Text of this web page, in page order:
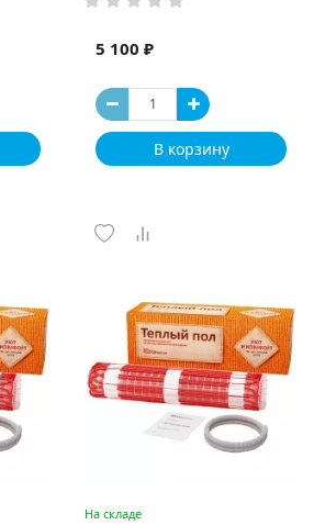
5 100 ₽
В корзину
На складе